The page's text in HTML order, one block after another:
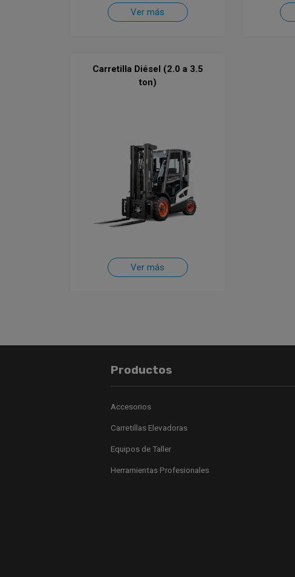
Ver más
Carretilla Diésel (2.0 a 3.5
ton)
Ver más
Productos
Accesorios
Carretillas Elevadoras
Equipos de Taller
Herramientas Profesionales